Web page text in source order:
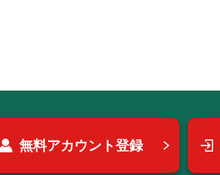
無料アカウント登録